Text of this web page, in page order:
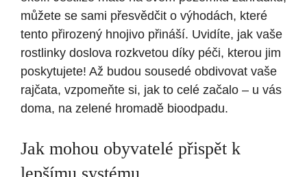
můžete se sami přesvědčit o výhodách, které
tento přirozený hnojivo přináší. Uvidíte, jak vaše
rostlinky doslova rozkvetou díky péči, kterou jim
poskytujete! Až budou sousedé obdivovat vaše
rajčata, vzpomeňte si, jak to celé začalo – u vás
doma, na zelené hromadě bioodpadu.
Jak mohou obyvatelé přispět k